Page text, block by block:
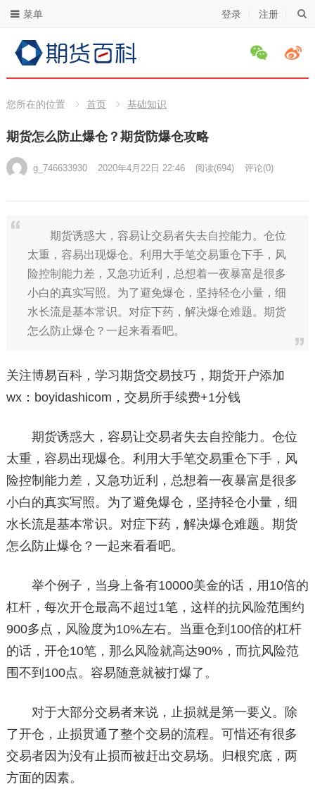
登录 注册
菜单
您所在的位置 首页 基础知识
期货怎么防止爆仓？期货防爆仓攻略
g_746633930 2020年4月22日 22:46 阅读(694) 评论(0)
期货诱惑大，容易让交易者失去自控能力。仓位
太重，容易出现爆仓。利用大手笔交易重仓下手，风
险控制能力差，又急功近利，总想着一夜暴富是很多
小白的真实写照。为了避免爆仓，坚持轻仓小量，细
水长流是基本常识。对症下药，解决爆仓难题。期货
怎么防止爆仓？一起来看看吧。
关注博易百科，学习期货交易技巧，期货开户添加
wx：boyidashicom，交易所手续费+1分钱
期货诱惑大，容易让交易者失去自控能力。仓位
太重，容易出现爆仓。利用大手笔交易重仓下手，风
险控制能力差，又急功近利，总想着一夜暴富是很多
小白的真实写照。为了避免爆仓，坚持轻仓小量，细
水长流是基本常识。对症下药，解决爆仓难题。期货
怎么防止爆仓？一起来看看吧。
举个例子，当身上备有10000美金的话，用10倍的
杠杆，每次开仓最高不超过1笔，这样的抗风险范围约
900多点，风险度为10%左右。当重仓到100倍的杠杆
的话，开仓10笔，那么风险就高达90%，而抗风险范
围不到100点。容易随意就被打爆了。
对于大部分交易者来说，止损就是第一要义。除
了开仓，止损贯通了整个交易的流程。可惜还有很多
交易者因为没有止损而被赶出交易场。归根究底，两
方面的因素。